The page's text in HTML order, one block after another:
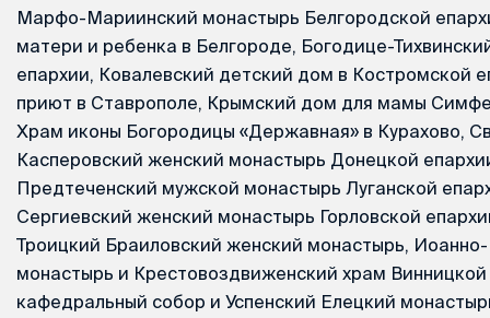
Марфо-Мариинский монастырь Белгородской
матери и ребенка в Белгороде, Богодице-
епархии, Ковалевский детский дом в Костромской
приют в Ставрополе, Крымский дом для мамы
Храм иконы Богородицы «Державная» в Курахово,
Касперовский женский монастырь Донецкой
Предтеченский мужской монастырь Луганской
Сергиевский женский монастырь Горловской
Троицкий Браиловский женский монастырь,
монастырь и Крестовоздвиженский храм
кафедральный собор и Успенский Елецкий